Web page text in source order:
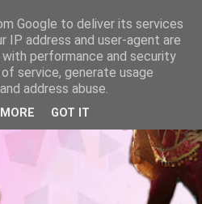
Google to deliver its services
IP address and user-agent are
performance and security
service, generate usage
address abuse.
GOT IT